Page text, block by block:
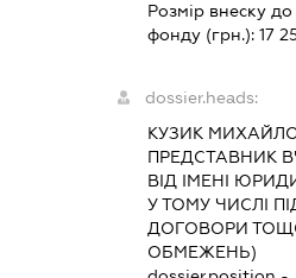
Розмір внеску до
фонду (грн.): 17
dossier.heads:
КУЗИК
ПРЕДСТАВНИК
ВІД ІМЕНІ
У ТОМУ ЧИСЛІ
ДОГОВОРИ
ОБМЕЖЕНЬ)